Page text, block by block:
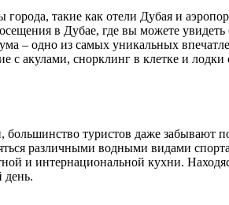
города, такие как отели Дубая и
в Дубае, где вы можете
– одно из самых уникальных
с акулами, снорклинг в клетке и
большинство туристов даже
различными водными видами
и интернациональной кухни.
день.